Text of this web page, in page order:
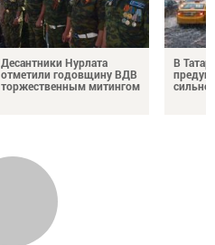
Десантники Нурлата
отметили годовщину ВДВ
торжественным митингом
В